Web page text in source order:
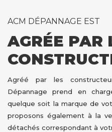
ACM DÉPANNAGE EST
AGRÉE PAR
Agréé par les
Dépannage prend en
quelque soit la marque de
proposons également à la
détachés correspondant à